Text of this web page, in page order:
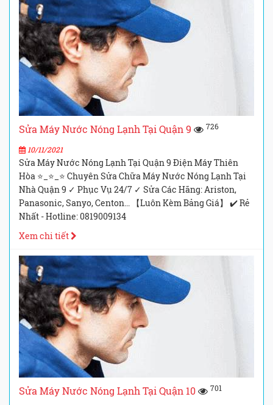
Sửa Máy Nước Nóng Lạnh Tại Quận 9 726
10/11/2021
Sửa Máy Nước Nóng Lạnh Tại Quận 9 Điện Máy Thiên
Hòa ⭐_⭐_⭐ Chuyên Sửa Chữa Máy Nước Nóng Lạnh Tại
Nhà Quận 9 ✓ Phục Vụ 24/7 ✓ Sửa Các Hãng: Ariston,
Panasonic, Sanyo, Centon... 【Luôn Kèm Bảng Giá】 ✔️ Rẻ
Nhất - Hotline: 0819009134
Xem chi tiết
Sửa Máy Nước Nóng Lạnh Tại Quận 10 701